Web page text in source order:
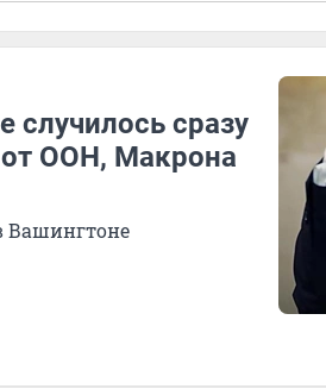
случилось сразу
ООН, Макрона
Вашингтоне